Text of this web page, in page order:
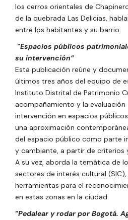
los cerros orientales de
de la quebrada Las Delicias,
entre los habitantes y su barrio.
“Espacios públicos
su intervención”
Esta publicación reúne y
últimos tres años del equipo de
Instituto Distrital de Patrimonio
acompañamiento y la
intervención en espacios
una aproximación
del espacio público como parte
y cambiante, a partir de criterios
A su vez, aborda la temática de
sectores de interés cultural
herramientas para el
en estas zonas en la ciudad.
“Pedalear y rodar por Bogotá.